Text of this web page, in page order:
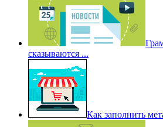
сказываются ...
Как заполнить